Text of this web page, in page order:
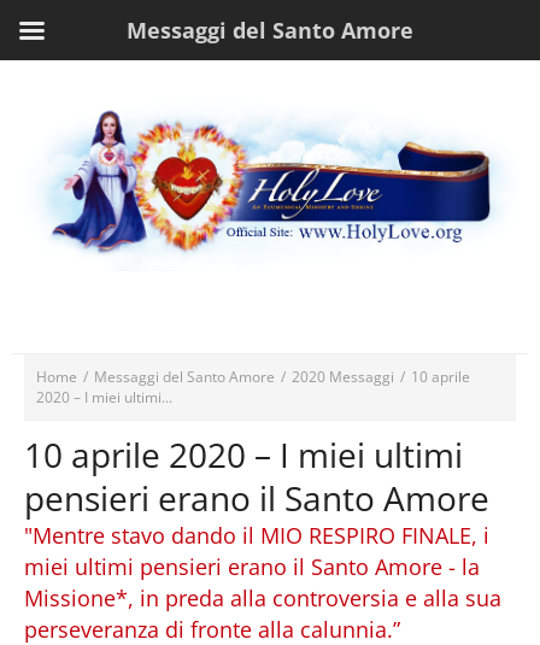
Home / Messaggi del Santo Amore / 2020 Messaggi / 10 aprile
2020 – I miei ultimi...
10 aprile 2020 – I miei ultimi
pensieri erano il Santo Amore
"Mentre stavo dando il MIO RESPIRO FINALE, i
miei ultimi pensieri erano il Santo Amore - la
Missione*, in preda alla controversia e alla sua
perseveranza di fronte alla calunnia.”
Messaggi del Santo Amore